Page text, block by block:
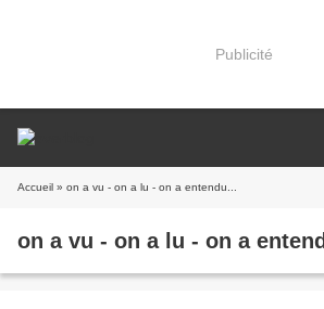
Publicité
Accueil » on a vu - on a lu - on a entendu...
on a vu - on a lu - on a